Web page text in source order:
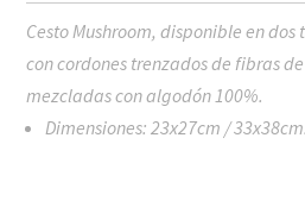
hasta
Cesto Mushroom, disponible en
con cordones trenzados de fibras
mezcladas con algodón 100%.
Dimensiones: 23x27cm / 33x38cm.